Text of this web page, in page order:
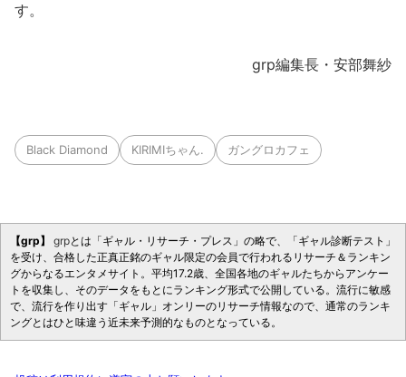
す。
grp編集長・安部舞紗
Black Diamond KIRIMIちゃん. ガングロカフェ
【grp】 grpとは「ギャル・リサーチ・プレス」の略で、「ギャル診断テスト」
を受け、合格した正真正銘のギャル限定の会員で行われるリサーチ＆ランキン
グからなるエンタメサイト。平均17.2歳、全国各地のギャルたちからアンケー
トを収集し、そのデータをもとにランキング形式で公開している。流行に敏感
で、流行を作り出す「ギャル」オンリーのリサーチ情報なので、通常のランキ
ングとはひと味違う近未来予測的なものとなっている。